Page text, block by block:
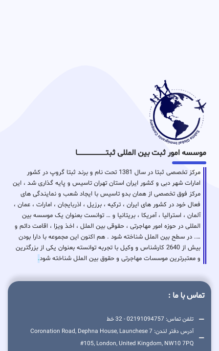
موسسه امور ثبت بین المللی ثبتـــــــــــــــــــــــــــــا
مرکز تخصصی ثبتا در سال 1381 تحت نام و برند ثبتا گروپ در کشور
امارات شهر دبی و کشور ایران استان تهران تاسیس و پایه گذاری شد ، این
مرکز فوق تخصصی از همان بدو تاسیس با ایجاد شعب و نمایندگی های
فعال خود در کشور های ایران ، ترکیه ، برزیل ، اذربایجان ، امارات ، عمان ،
آلمان ، استرالیا ، آمریکا ، بریتانیا و … توانست بعنوان یک موسسه بین
المللی در حوزه امور مهاجرتی ، حقوقی بین الملل ، اخذ ویزا ، اقامت دائم و
…. در سطح بین الملل شناخته شود . هم اکنون این مجموعه با دارا بودن
بیش از 2640 کارشناس و وکیل با تجربه توانسته بعنوان یکی از بزرگترین
و معتبرترین موسسات مهاجرتی و حقوق بین الملل شناخته شود.
تماس با ما :
تلفن تماس: 02191094757 - 32 خط
آدرس دفتر لندن: 7 Coronation Road, Dephna House, Launchese
#105, London, United Kingdom, NW10 7PQ